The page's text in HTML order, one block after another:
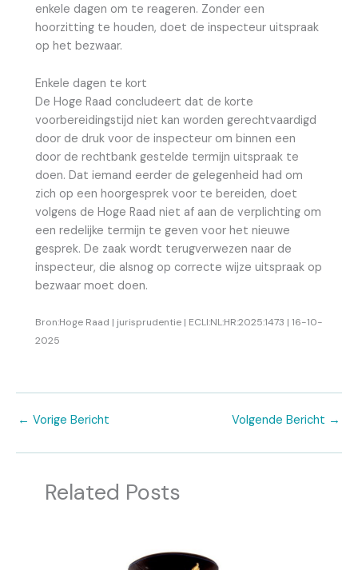
enkele dagen om te reageren. Zonder een
hoorzitting te houden, doet de inspecteur uitspraak
op het bezwaar.
Enkele dagen te kort
De Hoge Raad concludeert dat de korte
voorbereidingstijd niet kan worden gerechtvaardigd
door de druk voor de inspecteur om binnen een
door de rechtbank gestelde termijn uitspraak te
doen. Dat iemand eerder de gelegenheid had om
zich op een hoorgesprek voor te bereiden, doet
volgens de Hoge Raad niet af aan de verplichting om
een redelijke termijn te geven voor het nieuwe
gesprek. De zaak wordt terugverwezen naar de
inspecteur, die alsnog op correcte wijze uitspraak op
bezwaar moet doen.
Bron:Hoge Raad | jurisprudentie | ECLI:NL:HR:2025:1473 | 16-10-
2025
← Vorige Bericht Volgende Bericht →
Related Posts